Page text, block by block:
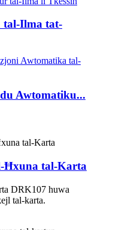
Ilma tat-
Awtomatiku...
Ħxuna tal-Karta
DRK107 huwa
tal-karta.